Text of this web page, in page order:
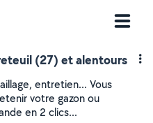
(27) et alentours
entretien... Vous
votre gazon ou
en 2 clics...